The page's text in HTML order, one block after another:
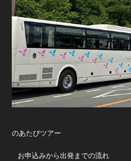
のあたびツアー
お申込みから出発までの流れ